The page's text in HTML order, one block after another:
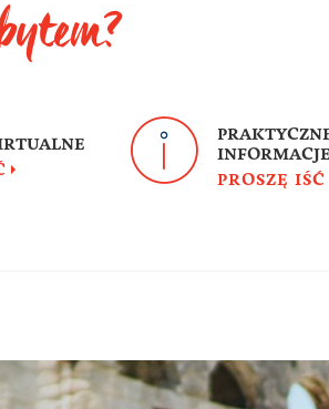
INFORMACJE
PROSZĘ IŚĆ